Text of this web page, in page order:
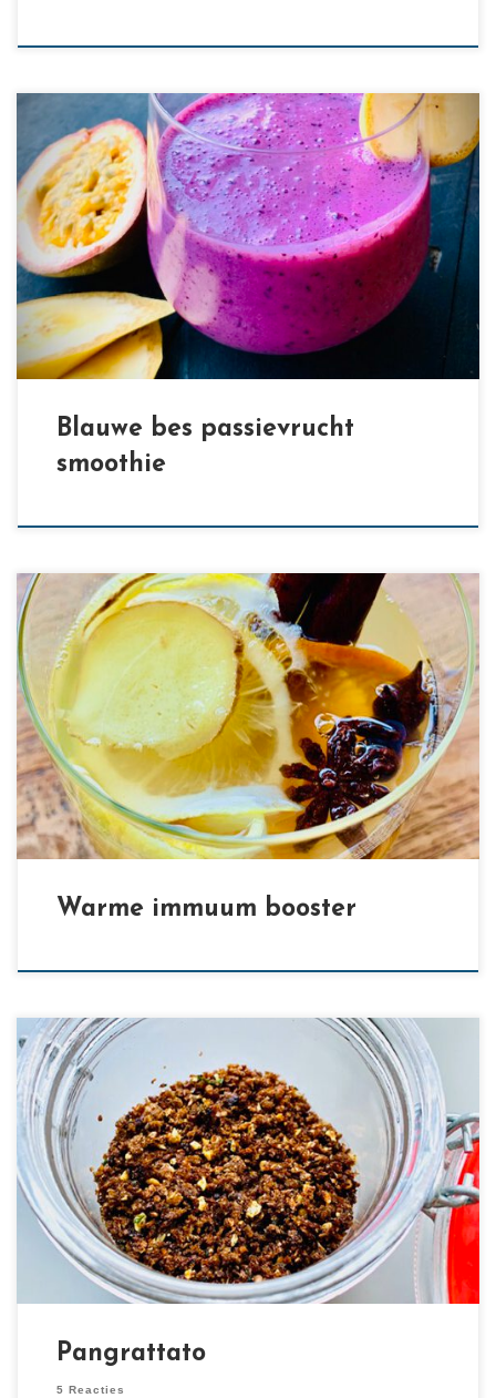
[…]
Blauwe bes passievrucht
smoothie
[…]
Warme immuum booster
[…]
Pangrattato
5 Reacties